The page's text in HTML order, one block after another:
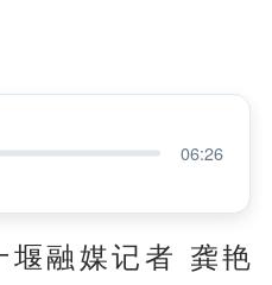
06:26
堰融媒记者 龚艳